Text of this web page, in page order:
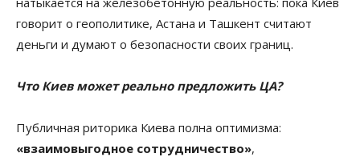
говорит о геополитике, Астана и Ташкент считают
деньги и думают о безопасности своих границ.
Что Киев может реально предложить ЦА?
Публичная риторика Киева полна оптимизма:
«взаимовыгодное сотрудничество»,